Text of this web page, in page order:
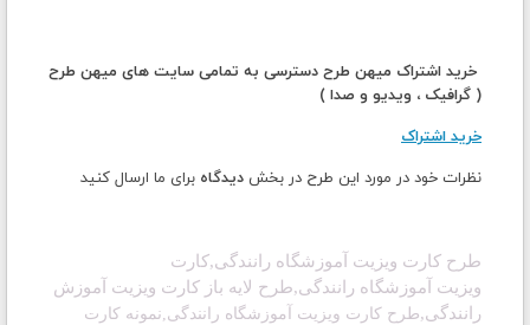
خرید اشتراک میهن طرح دسترسی به تمامی سایت های میهن طرح
( گرافیک ، ویدیو و صدا )
خرید اشتراک
نظرات خود در مورد این طرح در بخش دیدگاه برای ما ارسال کنید
طرح کارت ویزیت آموزشگاه رانندگی,کارت
ویزیت آموزشگاه رانندگی,طرح لایه باز کارت ویزیت آموزش
رانندگی,طرح کارت ویزیت آموزشگاه رانندگی,نمونه کارت